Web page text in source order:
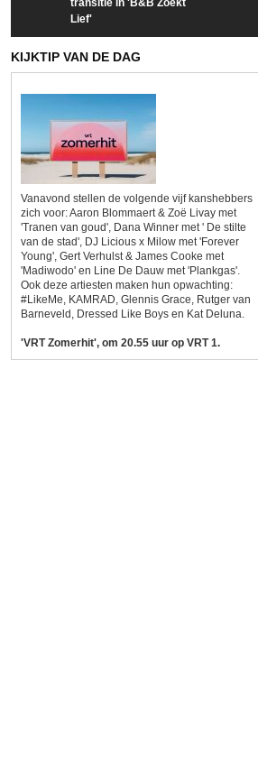
transitie in 'B&B Zoekt
Lief'
KIJKTIP VAN DE DAG
Vanavond stellen de volgende vijf kanshebbers
zich voor: Aaron Blommaert & Zoë Livay met
'Tranen van goud', Dana Winner met ' De stilte
van de stad', DJ Licious x Milow met 'Forever
Young', Gert Verhulst & James Cooke met
'Madiwodo' en Line De Dauw met 'Plankgas'.
Ook deze artiesten maken hun opwachting:
#LikeMe, KAMRAD, Glennis Grace, Rutger van
Barneveld, Dressed Like Boys en Kat Deluna.
'VRT Zomerhit', om 20.55 uur op VRT 1.